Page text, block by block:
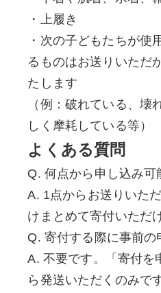
・上履き
・次の子どもたちが使
るものはお送りいただ
たします
（例：破れている、壊
しく摩耗している等）
よくある質問
Q. 何点から申し込み可
A. 1点からお送りいた
けまとめて寄付いただ
Q. 寄付する際に事前の
A. 不要です。「寄付を
ら発送いただくのみです